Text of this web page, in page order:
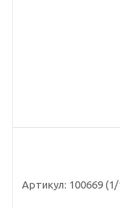
Артикул: 100669 (1/